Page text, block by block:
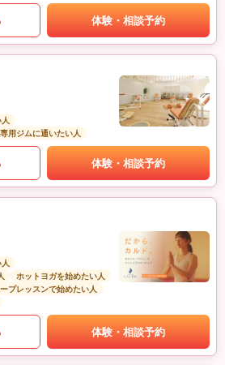
体験・相談予約
用ジムに通いたい人
体験・相談予約
ホットヨガを始めたい人
プレッスンで始めたい人
体験・相談予約